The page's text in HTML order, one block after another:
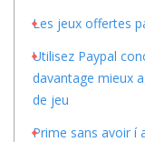
Les jeux offertes
Utilisez Paypal
davantage mieux
de jeu
Prime sans avoir í